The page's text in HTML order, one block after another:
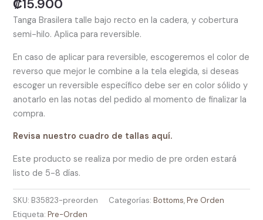
₡15.900
Tanga Brasilera talle bajo recto en la cadera, y cobertura
semi-hilo. Aplica para reversible.
En caso de aplicar para reversible, escogeremos el color de
reverso que mejor le combine a la tela elegida, si deseas
escoger un reversible específico debe ser en color sólido y
anotarlo en las notas del pedido al momento de finalizar la
compra.
Revisa nuestro cuadro de tallas aquí.
Este producto se realiza por medio de pre orden estará
listo de 5-8 días.
SKU: B35823-preorden Categorías:Bottoms,Pre Orden
Etiqueta:Pre-Orden